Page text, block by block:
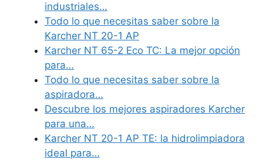
industriales…
Todo lo que necesitas saber sobre la
Karcher NT 20-1 AP
Karcher NT 65-2 Eco TC: La mejor opción
para…
Todo lo que necesitas saber sobre la
aspiradora…
Descubre los mejores aspiradores Karcher
para una…
Karcher NT 20-1 AP TE: la hidrolimpiadora
ideal para…